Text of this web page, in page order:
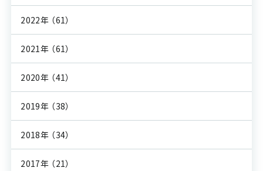
2022年 （61）
2021年 （61）
2020年 （41）
2019年 （38）
2018年 （34）
2017年 （21）